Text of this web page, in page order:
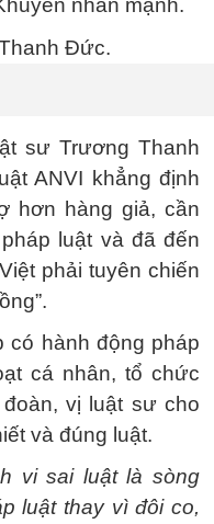
nhấn mạnh.
sư Trương Thanh
ANVI khẳng định
hơn hàng giả, cần
luật và đã đến
phải tuyên chiến
có hành động pháp
cá nhân, tổ chức
vị luật sư cho
và đúng luật.
vi sai luật là sòng
luật thay vì đôi co,